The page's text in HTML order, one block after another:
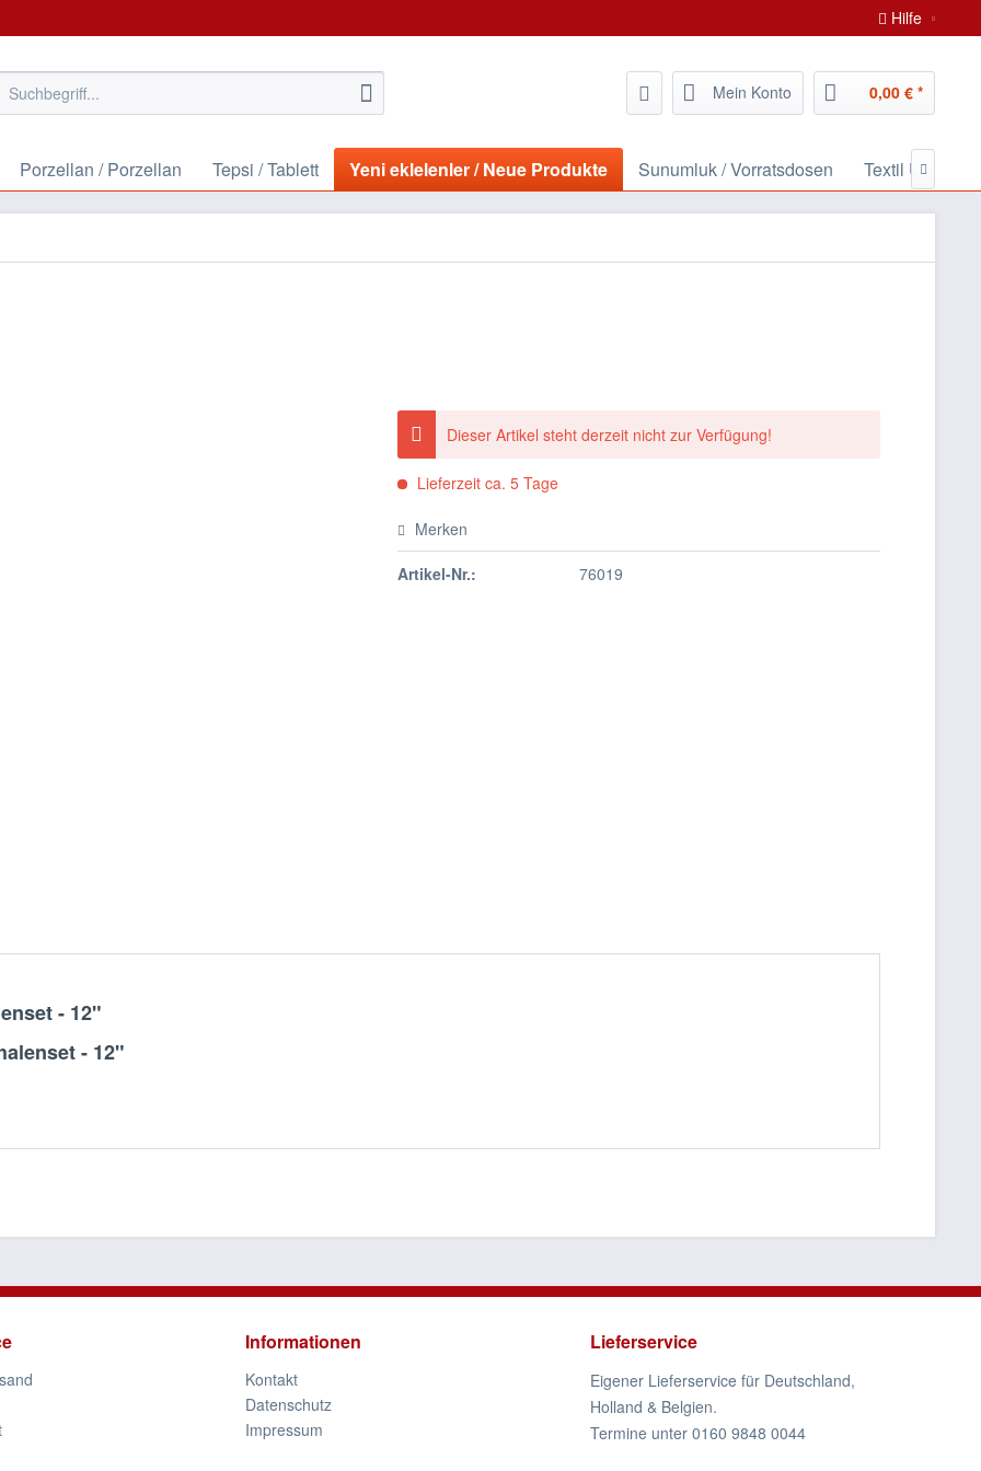
Hilfe
Mein Konto 0,00 € *
Porzellan / Porzellan Tepsi / Tablett Yeni eklelenler / Neue Produkte Sunumluk / Vorratsdosen Textil Ürünleri

Dieser Artikel steht derzeit nicht zur Verfügung!
Lieferzeit ca. 5 Tage
Merken
Artikel-Nr.: 76019
- 12"
- 12"
Informationen
Kontakt
Datenschutz
Impressum
Lieferservice
Eigener Lieferservice für Deutschland,
Holland & Belgien.
Termine unter 0160 9848 0044